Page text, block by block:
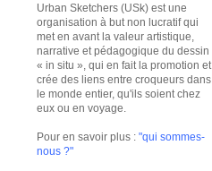
Urban Sketchers (USk) est une
organisation à but non lucratif qui
met en avant la valeur artistique,
narrative et pédagogique du dessin
« in situ », qui en fait la promotion et
crée des liens entre croqueurs dans
le monde entier, qu'ils soient chez
eux ou en voyage.
Pour en savoir plus : "qui sommes-
nous ?"